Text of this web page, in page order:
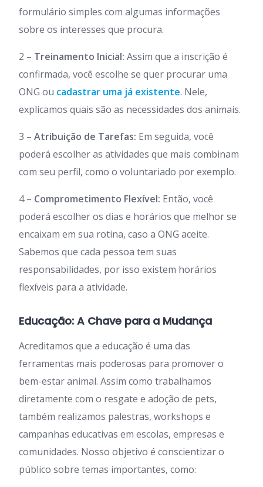
formulário simples com algumas informações
sobre os interesses que procura.
2 – Treinamento Inicial: Assim que a inscrição é
confirmada, você escolhe se quer procurar uma
ONG ou cadastrar uma já existente. Nele,
explicamos quais são as necessidades dos animais.
3 – Atribuição de Tarefas: Em seguida, você
poderá escolher as atividades que mais combinam
com seu perfil, como o voluntariado por exemplo.
4 – Comprometimento Flexível: Então, você
poderá escolher os dias e horários que melhor se
encaixam em sua rotina, caso a ONG aceite.
Sabemos que cada pessoa tem suas
responsabilidades, por isso existem horários
flexíveis para a atividade.
Educação: A Chave para a Mudança
Acreditamos que a educação é uma das
ferramentas mais poderosas para promover o
bem-estar animal. Assim como trabalhamos
diretamente com o resgate e adoção de pets,
também realizamos palestras, workshops e
campanhas educativas em escolas, empresas e
comunidades. Nosso objetivo é conscientizar o
público sobre temas importantes, como: